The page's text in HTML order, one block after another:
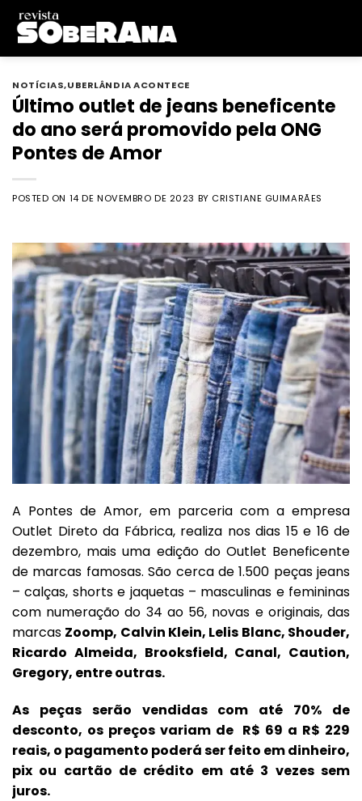
Skip
content
NOTÍCIAS,UBERLÂNDIA ACONTECE
Último outlet de jeans beneficente
do ano será promovido pela ONG
Pontes de Amor
POSTED ON 14 DE NOVEMBRO DE 2023 BY CRISTIANE GUIMARÃES
A Pontes de Amor, em parceria com a empresa
Outlet Direto da Fábrica, realiza nos dias 15 e 16 de
dezembro, mais uma edição do Outlet Beneficente
de marcas famosas. São cerca de 1.500 peças jeans
– calças, shorts e jaquetas – masculinas e femininas
com numeração do 34 ao 56, novas e originais, das
marcas Zoomp, Calvin Klein, Lelis Blanc, Shouder,
Ricardo Almeida, Brooksfield, Canal, Caution,
Gregory, entre outras.
As peças serão vendidas com até 70% de
desconto, os preços variam de R$ 69 a R$ 229
reais, o pagamento poderá ser feito em dinheiro,
pix ou cartão de crédito em até 3 vezes sem
juros.